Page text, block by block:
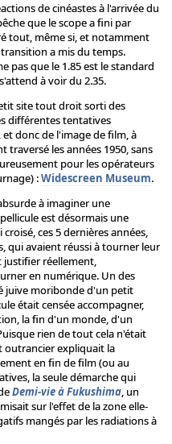
de cinéastes à l'arrivée du
que le scope a fini par
tout, même si, et notamment
a mis du temps.
pas que le 1.85 est le standard
à voir du 2.35.
site tout droit sorti des
différentes tentatives
donc de l'image de film, à
les années 1950, sans
pour les opérateurs
:Widescreen Museum.
à imaginer une
est désormais une
ces 5 dernières années,
qui avaient réussi à tourner leur
justifier réellement,
en numérique. Un des
juive moribonde d'un petit
était censée accompagner,
la fin d'un monde, d'un
rien de tout cela n'était
outrancier expliquait la
en fin de film (ou au
la seule démarche qui
Demi-vie à Fukushima, un
sur l'effet de la zone elle-
mangés par les radiations à